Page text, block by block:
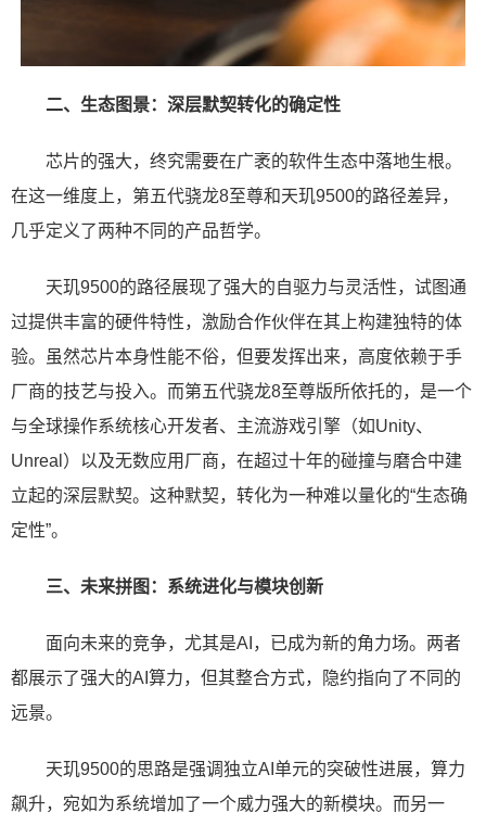
二、生态图景：深层默契转化的确定性
芯片的强大，终究需要在广袤的软件生态中落地生根。
在这一维度上，第五代骁龙8至尊和天玑9500的路径差异，
几乎定义了两种不同的产品哲学。
天玑9500的路径展现了强大的自驱力与灵活性，试图通
过提供丰富的硬件特性，激励合作伙伴在其上构建独特的体
验。虽然芯片本身性能不俗，但要发挥出来，高度依赖于手
厂商的技艺与投入。而第五代骁龙8至尊版所依托的，是一个
与全球操作系统核心开发者、主流游戏引擎（如Unity、
Unreal）以及无数应用厂商，在超过十年的碰撞与磨合中建
立起的深层默契。这种默契，转化为一种难以量化的“生态确
定性”。
三、未来拼图：系统进化与模块创新
面向未来的竞争，尤其是AI，已成为新的角力场。两者
都展示了强大的AI算力，但其整合方式，隐约指向了不同的
远景。
天玑9500的思路是强调独立AI单元的突破性进展，算力
飙升，宛如为系统增加了一个威力强大的新模块。而另一